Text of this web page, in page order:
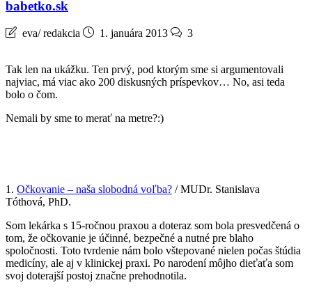
babetko.sk
eva/ redakcia 1. januára 2013 3
Tak len na ukážku. Ten prvý, pod ktorým sme si argumentovali
najviac, má viac ako 200 diskusných príspevkov… No, asi teda
bolo o čom.
Nemali by sme to merať na metre?:)
1. Očkovanie – naša slobodná voľba? / MUDr. Stanislava
Tóthová, PhD.
Som lekárka s 15-ročnou praxou a doteraz som bola presvedčená o
tom, že očkovanie je účinné, bezpečné a nutné pre blaho
spoločnosti. Toto tvrdenie nám bolo vštepované nielen počas štúdia
medicíny, ale aj v klinickej praxi. Po narodení môjho dieťaťa som
svoj doterajší postoj značne prehodnotila.